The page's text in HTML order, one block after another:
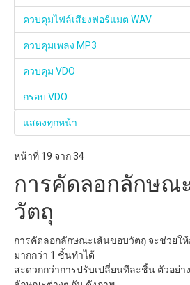
ควบคุมไฟล์เสียงฟอร์แมต WAV
ควบคุมเพลง MP3
ควบคุม VDO
กรอบ VDO
แสดงทุกหน้า
หน้าที่ 19 จาก 34
การคัดลอกลักษณ
วัตถุ
การคัดลอกลักษณะเส้นขอบวัตถุ จะช่วยใ
มากกว่า 1 ชิ้นทำได้
สะดวกกว่าการปรับเปลี่ยนทีละชิ้น ตัวอย่า